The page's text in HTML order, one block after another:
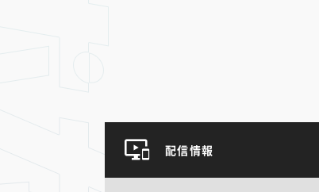
配信情報